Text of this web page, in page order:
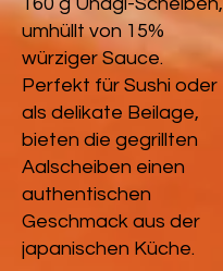
umhüllt von 15%
würziger Sauce.
Perfekt für Sushi oder
als delikate Beilage,
bieten die gegrillten
Aalscheiben einen
authentischen
Geschmack aus der
japanischen Küche.